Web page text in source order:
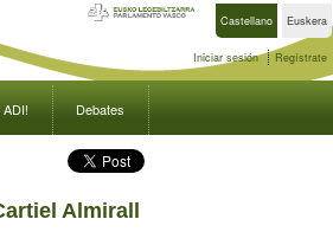
Castellano Euskera
Iniciar sesión Regístrate
Debates
Almirall